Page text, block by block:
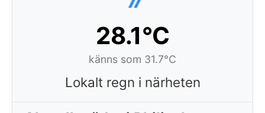
28.1°C
känns som 31.7°C
Lokalt regn i närheten